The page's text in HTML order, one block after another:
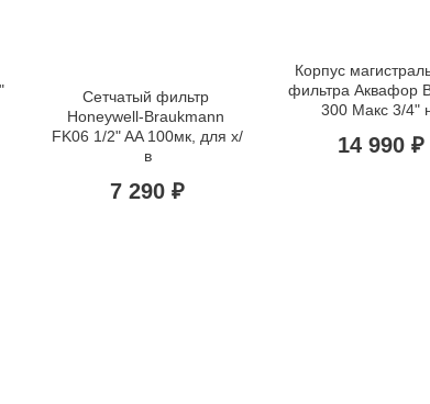
Сетчатый фильтр
Honeywell-Braukmann
FK06 1/2" AA 100мк, для х/
в
7 290 ₽
Корпус
фильтра Аквафор
300 Макс 3/4"
14 990 ₽